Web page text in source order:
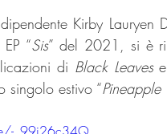
Kirby
“Sis” del 2021, si è
di Black Leaves e
singolo estivo “